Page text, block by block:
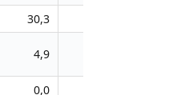
30,3
4,9
0,0